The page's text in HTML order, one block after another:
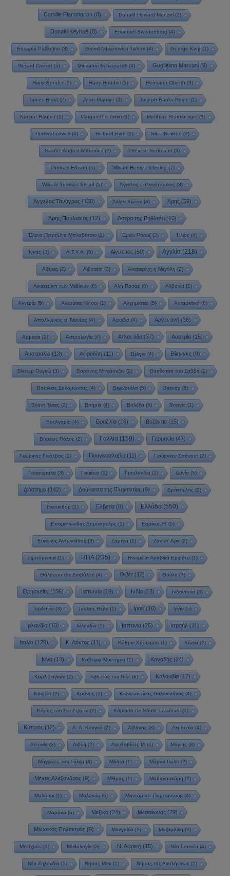
Camille Flammarion (8) Donald Howard Menzel (2)
Donald Keyhoe(8) Emanuel Swedenborg (4)
Eusapia Palladino (3) Gavriil Adrianovich Tikhov(4) George King (1)
Gerard Croiset(5) Giovanni Schiaparelli(4) Guglielmo Marconi(9)
Hans Bender(2) Harry Houdini(3) Hermann Oberth (3)
James Braid (2) Jean Plantier(3) Joseph Banks Rhine (1)
Kaspar Hauser(1) Margarethe Timm(1) Matthias Stormberger(1)
Percival Lowell (4) Richard Byrd (2) Silas Newton (2)
Svante August Arrhenius (2) Therese Neumann (3)
Thomas Edison (5) William Henry Pickering (7)
William Thomas Stead (5) Άγγελος Γαλανόπουλος (3)
Άγγελος Τανάγρας (130) Άλλεν Χάινεκ (4) Άρης (59)
Άρης Πουλιανός (12) Άστρο της Βηθλεέμ (10)
Έλενα Πετρόβνα Μπλαβάτσκι(1) Έμιλυ Ρόουζ(2) Ήλιος (4)
Ίνκας (3) Α.Τ.Υ.Α. (6) Αίγυπτος(50) Αγγλία(218)
Αζόρες (2) Αιθιοπία(3) Αικατερίνη η Μεγάλη (2)
Αικατερίνη των Μεδίκων(6) Αλή Πασάς (6) Αλβανία(1)
Αλγερία(5) Αλεούτιες Νήσοι(1) Αλχημιστές (5) Ανταρκτική (6)
Απολλώνιος ο Τυανέας (4) Αραβία (4) Αργεντινή (36)
Αρμενία (2) Αστρολογία (4) Ατλαντίδα (37) Αυστρία (15)
Αυστραλία (13) Αφροδίτη (11) Βέλγιο (4) Βίκινγκς (9)
Βίκτωρ Ουγκώ (3) Βαρόνος Μινχάουζεν (2) Βασίλισσα του Σαββά (2)
Βασιλιάς Σολομώντας (4) Βενεζουέλα(5) Βιετνάμ (5)
Βλαντ Τέπες (2) Βοημία (4) Βολιβία (5) Βοσνία (1)
Βουλγαρία (4) Βραζιλία (16) Βυζάντιο (15)
Βόρειος Πόλος (2) Γαλλία(159) Γερμανία(47)
Γεώργιος Γκιόλβας (1) Γιουγκοσλαβία(11) Γιούργκεν Σπάνουτ(2)
Γουατεμάλα (3) Γουιάνα (1) Γροιλανδία (1) Δανία (5)
Διάστημα (142) Δούκισσα της Πλακεντίας (9) Δράκουλας (2)
Εκουαδόρ (1) Ελβετία (8) Ελλάδα (550)
Επαμεινώνδας Δημόπουλος (1) Ερρίκος Η'(5)
Ευγένιος Αντωνιάδης (3) Ζάμπια (1) Ζαν ντ' Αρκ (2)
Ζιμπάμπουε(1) ΗΠΑ(235) Ηνωμένα Αραβικά Εμιράτα(1)
Θάλασσα του Διαβόλου(4) Θιβέτ(12) Θούλη (7)
Θρησκείες(106) Ιαπωνία(19) Ινδία(18) Ινδονησία(3)
Ιορδανία (3) Ιούλιος Βερν (1) Ιράκ (10) Ιράν (5)
Ιρλανδία(13) Ισλανδία(1) Ισπανία(25) Ισραήλ (11)
Ιταλία(128) Κ. Λόντος(11) Κάθριν Χάουαρντ(1) Κένυα(2)
Κίνα(13) Καβείρια Μυστήρια(1) Καναδάς(24)
Καρλ Σαγκάν (2) Κιβωτός του Νώε (6) Κολομβία (12)
Κουβέιτ(2) Κρόνος (3) Κωνσταντίνος Παλαιολόγος (4)
Κόμης του Σεν Ζερμέν(2) Κόμισσα de Saulx-Tavannes(1)
Κύπρος (12) Λ. Δ. Κονγκό (2) Λίβανος (3) Λεμουρία (4)
Λετονία (3) Λιβύη (2) Λουδοβίκος ΙΔ (6) Μάγιας (3)
Μάγισσες του Σάλεμ (4) Μάλτα (1) Μάρκο Πόλο (2)
Μέγας Αλέξανδρος(9) Μίθρας (1) Μαδαγασκάρη (2)
Μαλάουι (1) Μαλαισία (6) Μαντάμ ντε Πομπαντούρ (4)
Μαρόκο (6) Μεξικό (24) Μεσαίωνας (29)
Μινωικός Πολιτισμός (9) Μογγολία (2) Μοζαμβίκη (2)
Μπαχρέιν(1) Μυθολογία(3) Ν. Αφρική(15) Νέα Γουινέα(4)
Νέα Ζηλανδία (5) Νήσος Μαν (1) Νήσος της Αναλήψεως (1)